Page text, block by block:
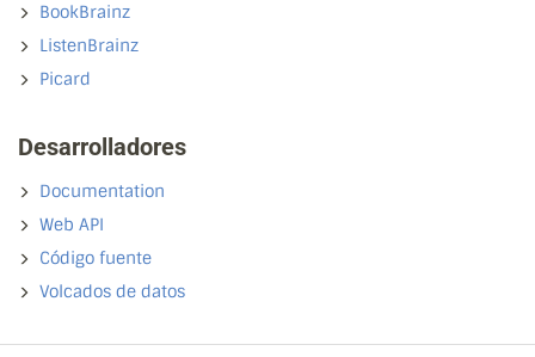
BookBrainz
ListenBrainz
Picard
Desarrolladores
Documentation
Web API
Código fuente
Volcados de datos